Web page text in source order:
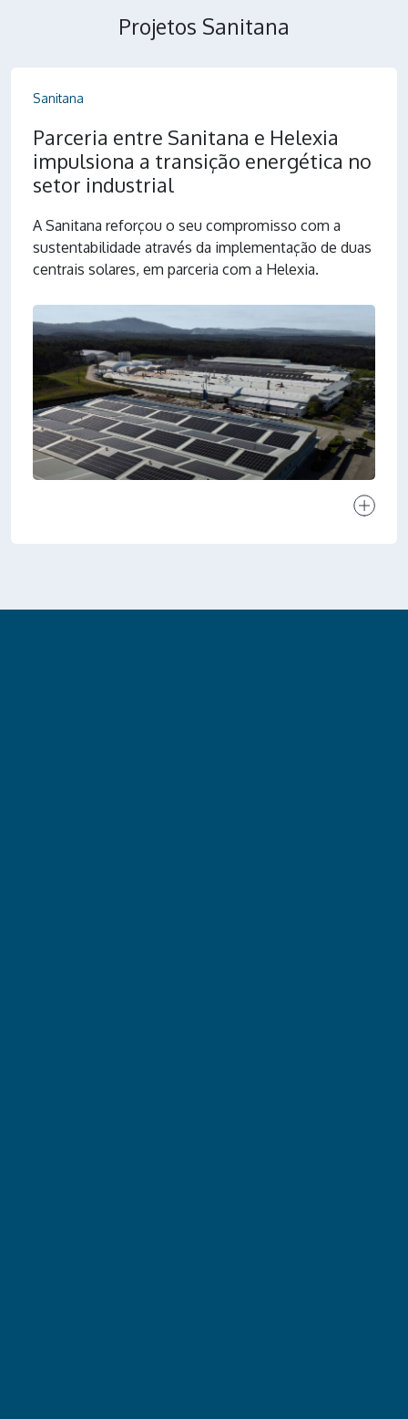
Projetos Sanitana
Sanitana
Parceria entre Sanitana e Helexia
impulsiona a transição energética no
setor industrial
A Sanitana reforçou o seu compromisso com a
sustentabilidade através da implementação de duas
centrais solares, em parceria com a Helexia.
Ver